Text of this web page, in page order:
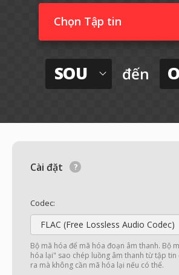
Chọn Tập tin
SOU đến
Cài đặt
Codec:
FLAC (Free Lossless Audio Codec)
Bộ mã hóa để mã hóa đoạn âm thanh. Bộ
hóa lại" sao chép luồng âm thanh từ tập tin
ra mà không cần mã hóa lại nếu có thể.